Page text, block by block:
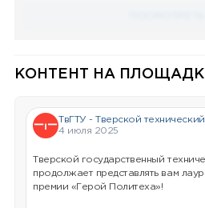
КОНТЕНТ НА
ТвГТУ - Тверской
4 июля 2025
Тверской государственный
продолжает представлять вам
премии «Герой Политеха»!